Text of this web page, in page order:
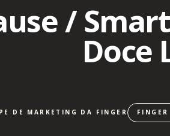
/
Doce
DE MARKETING DA FINGER